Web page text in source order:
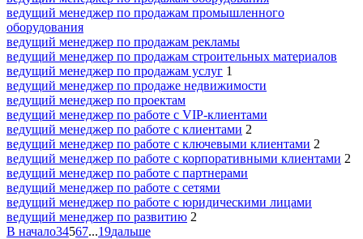
ведущий менеджер по продажам промышленного
оборудования
ведущий менеджер по продажам рекламы
ведущий менеджер по продажам строительных материалов
ведущий менеджер по продажам услуг 1
ведущий менеджер по продаже недвижимости
ведущий менеджер по проектам
ведущий менеджер по работе с VIP-клиентами
ведущий менеджер по работе с клиентами 2
ведущий менеджер по работе с ключевыми клиентами 2
ведущий менеджер по работе с корпоративными клиентами 2
ведущий менеджер по работе с партнерами
ведущий менеджер по работе с сетями
ведущий менеджер по работе с юридическими лицами
ведущий менеджер по развитию 2
В начало34567...19дальше